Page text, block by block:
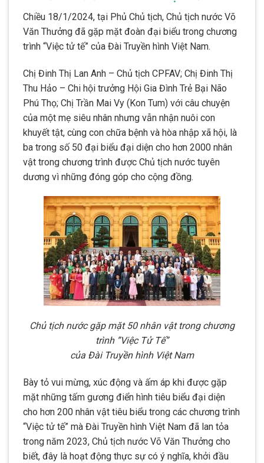
Chiều 18/1/2024, tại Phủ Chủ tịch, Chủ tịch nước Võ
Văn Thưởng đã gặp mặt đoàn đại biểu trong chương
trình “Việc tử tế” của Đài Truyền hình Việt Nam.
Chị Đinh Thị Lan Anh – Chủ tịch CPFAV; Chị Đinh Thị
Thu Hảo – Chi hội trưởng Hội Gia Đình Trẻ Bại Não
Phú Thọ; Chị Trần Mai Vy (Kon Tum) với câu chuyện
của một mẹ siêu nhân nhưng vẫn nhận nuôi con
khuyết tật, cùng con chữa bệnh và hòa nhập xã hội, là
ba trong số 50 đại biểu đại diện cho hơn 2000 nhân
vật trong chương trình được Chủ tịch nước tuyên
dương vì những đóng góp cho cộng đồng.
Chủ tịch nước gặp mặt 50 nhân vật trong chương
trình ”Việc Tử Tế”
của Đài Truyền hình Việt Nam
Bày tỏ vui mừng, xúc động và ấm áp khi được gặp
mặt những tấm gương điển hình tiêu biểu đại diện
cho hơn 200 nhân vật tiêu biểu trong các chương trình
“Việc tử tế” mà Đài Truyền hình Việt Nam đã lan tỏa
trong năm 2023, Chủ tịch nước Võ Văn Thưởng cho
biết, đây là hoạt động thực sự có ý nghĩa, khởi đầu